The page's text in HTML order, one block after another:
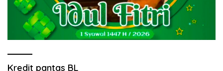
Kredit pantas BL